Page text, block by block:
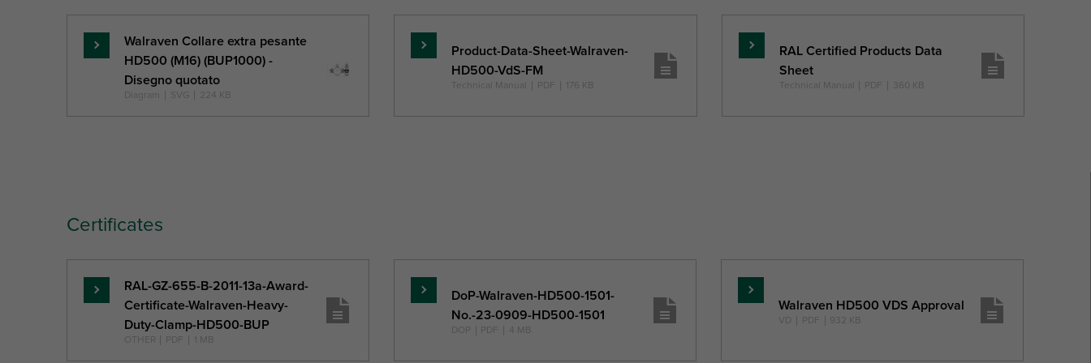
saperne
più
Walraven Collare extra pesante
HD500 (M16) (BUP1000) -
Disegno quotato
Diagram SVG 224 KB
saperne
più
Product-Data-Sheet-Walraven-
HD500-VdS-FM
Technical Manual PDF 176 KB
saperne
più
RAL Certified Products Data
Sheet
Technical Manual PDF 360 KB
Certificates
saperne
più
RAL-GZ-655-B-2011-13a-Award-
Certificate-Walraven-Heavy-
Duty-Clamp-HD500-BUP
OTHER PDF 1 MB
saperne
più
DoP-Walraven-HD500-1501-
No.-23-0909-HD500-1501
DOP PDF 4 MB
saperne
più
Walraven HD500 VDS Approval
VD PDF 932 KB